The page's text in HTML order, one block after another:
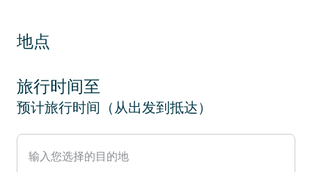
地点
旅行时间至
预计旅行时间（从出发到抵达）